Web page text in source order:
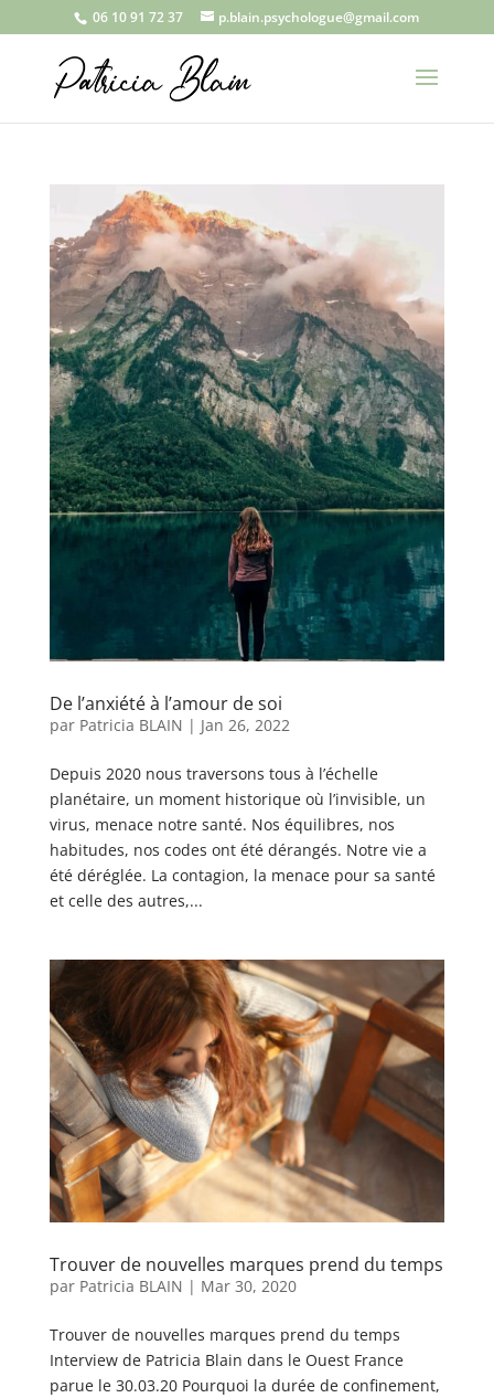
06 10 91 72 37 p.blain.psychologue@gmail.com
De l’anxiété à l’amour de soi
par Patricia BLAIN | Jan 26, 2022
Depuis 2020 nous traversons tous à l’échelle
planétaire, un moment historique où l’invisible, un
virus, menace notre santé. Nos équilibres, nos
habitudes, nos codes ont été dérangés. Notre vie a
été déréglée. La contagion, la menace pour sa santé
et celle des autres,...
Trouver de nouvelles marques prend du temps
par Patricia BLAIN | Mar 30, 2020
Trouver de nouvelles marques prend du temps
Interview de Patricia Blain dans le Ouest France
parue le 30.03.20 Pourquoi la durée de confinement,